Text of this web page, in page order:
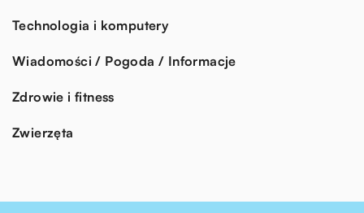
Technologia i komputery
Wiadomości / Pogoda / Informacje
Zdrowie i fitness
Zwierzęta